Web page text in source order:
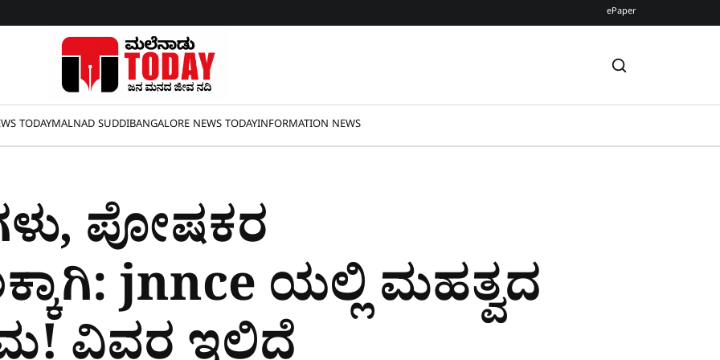
ePaper
TODAYMALNAD SUDDIBANGALORE NEWS TODAYINFORMATION NEWS
ಪೋಷಕರ
jnnce ಯಲ್ಲಿ ಮಹತ್ವದ